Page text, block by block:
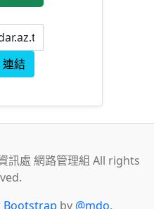
連結
訊處 網路管理組 All rights
Bootstrap by @mdo.